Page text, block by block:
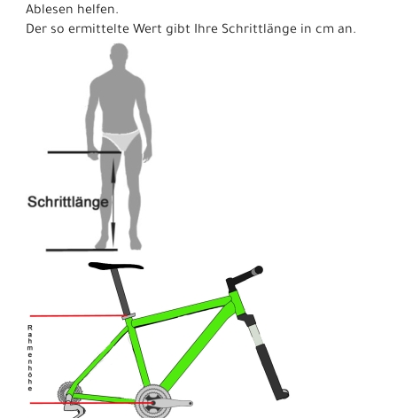
Ablesen helfen.
Der so ermittelte Wert gibt Ihre Schrittlänge in cm an.